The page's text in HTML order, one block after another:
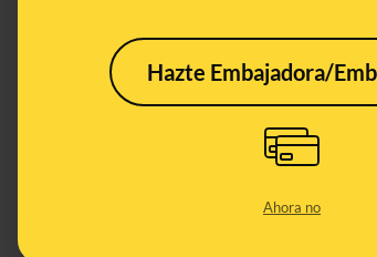
Hazte Embajadora/
Ahora no
Cómo responden las
desinformaciones